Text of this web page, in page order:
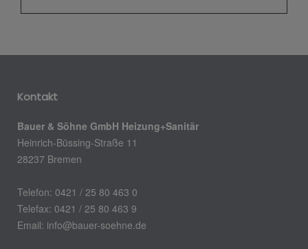
Kontakt
Bauer & Söhne GmbH Heizung+Sanitär
Heinrich-Büssing-Straße 11
28237 Bremen
Telefon: 0421 / 25 80 463 0
Telefax: 0421 / 25 80 463 9
Email: info@bauer-soehne.de